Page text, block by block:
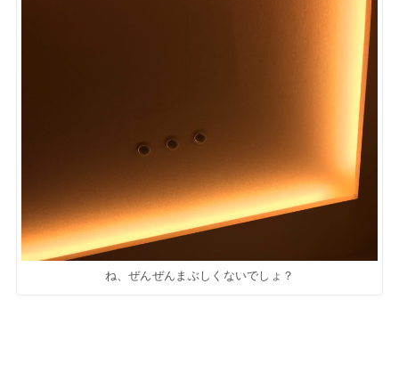
ね、ぜんぜんまぶしくないでしょ？